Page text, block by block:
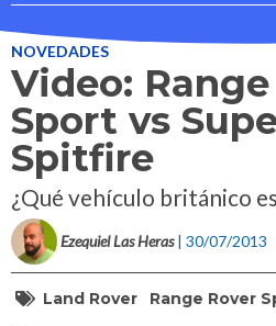
NOVEDADES
Video:
Sport vs
Spitfire
¿Qué vehículo británico
Ezequiel Las Heras | 30/07/2013
Land Rover Range Rover